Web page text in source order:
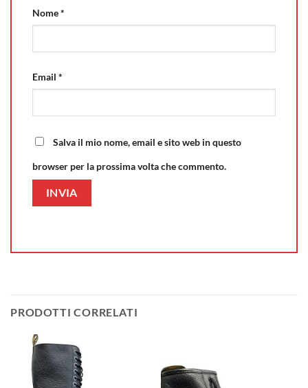
Nome*
Email *
Salva il mio nome, email e sito web in questo
browser per la prossima volta che commento.
PRODOTTI CORRELATI